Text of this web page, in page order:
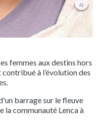
femmes aux destins hors
à l’évolution des
barrage sur le fleuve
la communauté Lenca à